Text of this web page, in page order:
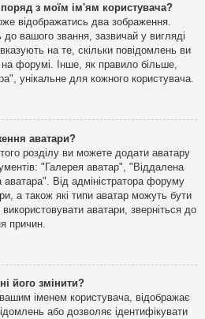
з моїм ім'ям користувача?
відображатись два зображення.
вашого звання, зазвичай у вигляді
вказують на те, скільки повідомлень ви
форумі. Інше, як правило більше,
унікальне для кожного користувача.
аватари?
розділу ви можете додати аватару
"Галерея аватар", "Віддалена
Від адміністратора форуму
а також які типи аватар можуть бути
аватари, зверніться до
причин.
його змінити?
іменем користувача, відображає
або дозволяє ідентифікувати